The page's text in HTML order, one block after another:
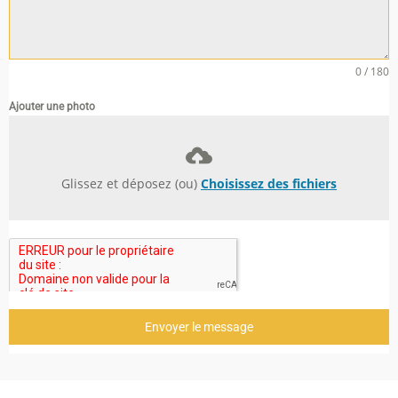
0 / 180
Ajouter une photo
Glissez et déposez (ou) Choisissez des fichiers
Envoyer le message